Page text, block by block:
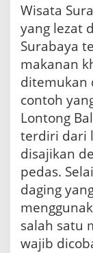
Wisata
yang lezat
Surabaya
makanan
ditemukan
contoh
Lontong
terdiri dari
disajikan
pedas.
daging
salah satu
wajib